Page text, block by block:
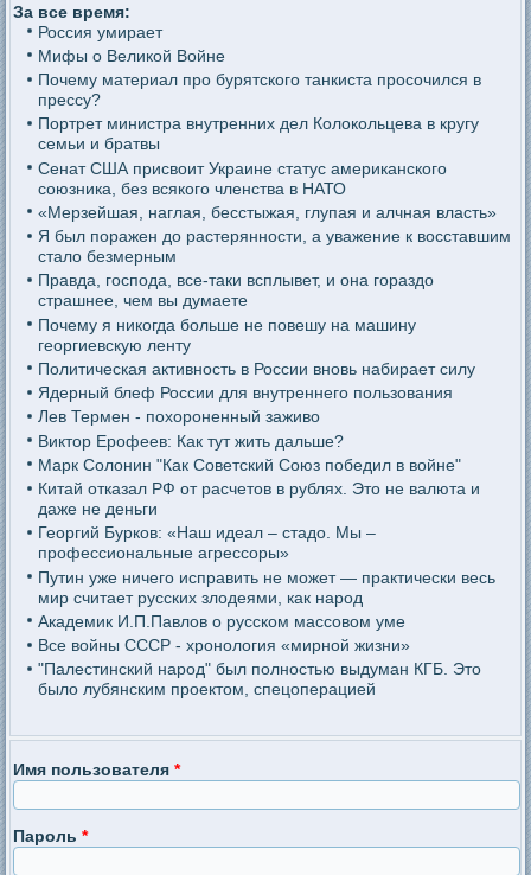
За все время:
Россия умирает
Мифы о Великой Войне
Почему материал про бурятского танкиста просочился в
прессу?
Портрет министра внутренних дел Колокольцева в кругу
семьи и братвы
Сенат США присвоит Украине статус американского
союзника, без всякого членства в НАТО
«Мерзейшая, наглая, бесстыжая, глупая и алчная власть»
Я был поражен до растерянности, а уважение к восставшим
стало безмерным
Правда, господа, все-таки всплывет, и она гораздо
страшнее, чем вы думаете
Почему я никогда больше не повешу на машину
георгиевскую ленту
Политическая активность в России вновь набирает силу
Ядерный блеф России для внутреннего пользования
Лев Термен - похороненный заживо
Виктор Ерофеев: Как тут жить дальше?
Марк Солонин "Как Советский Союз победил в войне"
Китай отказал РФ от расчетов в рублях. Это не валюта и
даже не деньги
Георгий Бурков: «Наш идеал – стадо. Мы –
профессиональные агрессоры»
Путин уже ничего исправить не может — практически весь
мир считает русских злодеями, как народ
Академик И.П.Павлов о русском массовом уме
Все войны СССР - хронология «мирной жизни»
"Палестинский народ" был полностью выдуман КГБ. Это
было лубянским проектом, спецоперацией
Имя пользователя*
Пароль*